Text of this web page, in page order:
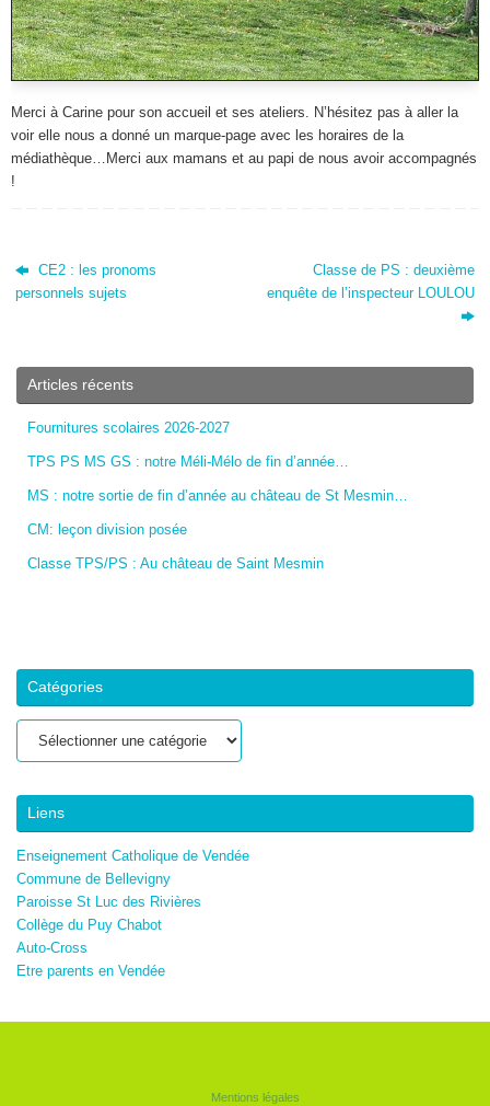
Merci à Carine pour son accueil et ses ateliers. N’hésitez pas à aller la
voir elle nous a donné un marque-page avec les horaires de la
médiathèque…Merci aux mamans et au papi de nous avoir accompagnés
!
CE2 : les pronoms
personnels sujets
Classe de PS : deuxième
enquête de l’inspecteur LOULOU
Articles récents
Fournitures scolaires 2026-2027
TPS PS MS GS : notre Méli-Mélo de fin d’année…
MS : notre sortie de fin d’année au château de St Mesmin…
CM: leçon division posée
Classe TPS/PS : Au château de Saint Mesmin
Catégories
Catégories
Liens
Enseignement Catholique de Vendée
Commune de Bellevigny
Paroisse St Luc des Rivières
Collège du Puy Chabot
Auto-Cross
Etre parents en Vendée
Mentions légales